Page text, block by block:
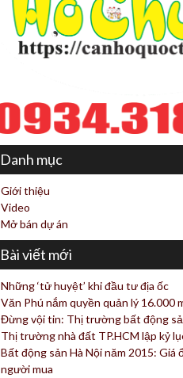
Danh mục
Giới thiệu
Video
Mở bán dự án
Bài viết mới
Những ‘tử huyệt’ khi đầu tư địa ốc
Văn Phú nắm quyền quản lý 16.000
Đừng vội tin: Thị trường bất động
Thị trường nhà đất TP.HCM lập kỷ
Bất động sản Hà Nội năm 2015: Giá
người mua